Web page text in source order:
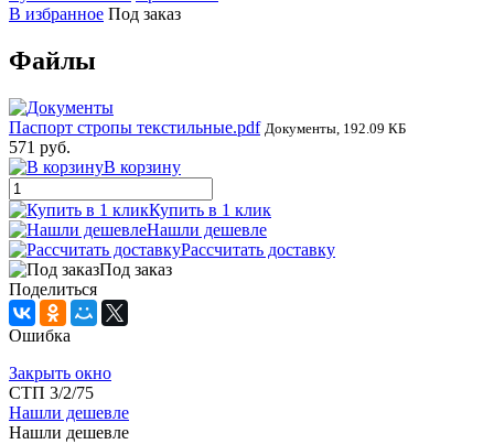
В избранное Под заказ
Файлы
Паспорт стропы текстильные.pdf Документы, 192.09 КБ
571 руб.
В корзину
Купить в 1 клик
Нашли дешевле
Рассчитать доставку
Под заказ
Поделиться
Ошибка
Закрыть окно
СТП 3/2/75
Нашли дешевле
Нашли дешевле